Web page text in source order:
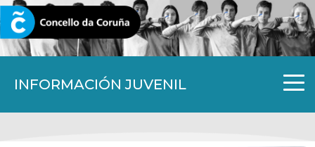
INFORMACIÓN JUVENIL
CORUNA.GAL